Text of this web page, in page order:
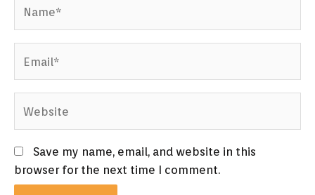
Save my name, email, and website in this
browser for the next time I comment.